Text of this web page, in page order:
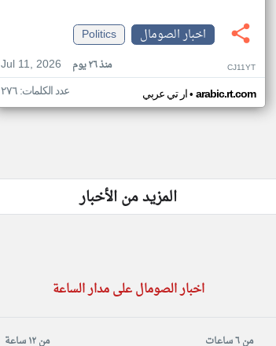
اخبار الصومال
Politics
Jul 11, 2026
منذ ٢٦ يوم CJ11YT
ار تي عربي• arabic.rt.com عدد الكلمات: ٢٧٦
المزيد من الأخبار
اخبار الصومال على مدار الساعة
من ٦ ساعات من ١٢ ساعة